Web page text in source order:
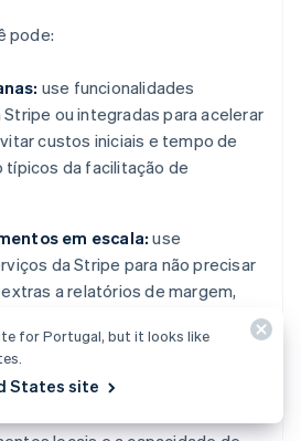
pode:
use funcionalidades
ou integradas para acelerar
custos iniciais e tempo de
da facilitação de
em escala: use
da Stripe para não precisar
a relatórios de margem,
de onboarding.
ajude seus usuários a
for Portugal, but it looks like
States site